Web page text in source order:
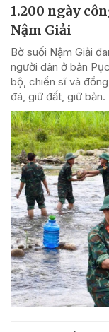
1.200 ngày
Nậm Giải
Bờ suối Nậm Giải
người dân ở bản
bộ, chiến sĩ và
đá, giữ đất, giữ bản.